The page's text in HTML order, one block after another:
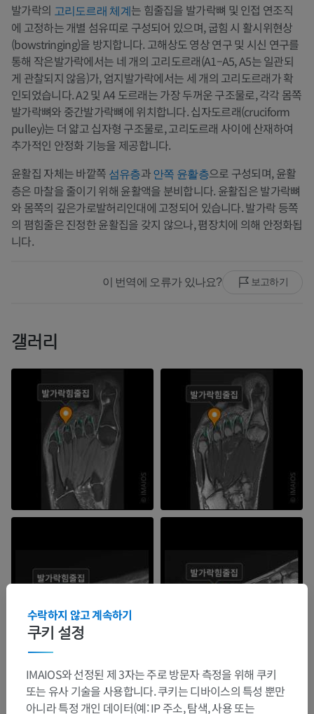
발가락의 고리도르래 체계는 힘줄집을 발가락뼈 및 인접 연조직
에 고정하는 개별 섬유띠로 구성되어 있으며, 굽힘 시 활시위현상
(bowstringing)을 방지합니다. 고해상도 영상 연구 및 시신 연구를
통해 작은발가락에서는 네 개의 고리도르래(A1–A5, A5는 일관되
게 관찰되지 않음)가, 엄지발가락에서는 세 개의 고리도르래가 확
인되었습니다. A2 및 A4 도르래는 가장 두꺼운 구조물로, 각각 몸쪽
발가락뼈와 중간발가락뼈에 위치합니다. 십자도르래(cruciform
pulley)는 더 얇고 십자형 구조물로, 고리도르래 사이에 산재하여
추가적인 안정화 기능을 제공합니다.
윤활집 자체는 바깥쪽 섬유층과안쪽 윤활층으로 구성되며, 윤활
층은 마찰을 줄이기 위해 윤활액을 분비합니다. 윤활집은 발가락뼈
와 몸쪽의 깊은가로발허리인대에 고정되어 있습니다. 발가락 등쪽
의 폄힘줄은 진정한 윤활집을 갖지 않으나, 폄장치에 의해 안정화됩
니다.
이 번역에 오류가 있나요? 보고하기
갤러리
쿠키 설정
수락하지 않고 계속하기
IMAIOS와 선정된 제 3자는 주로 방문자 측정을 위해 쿠키
또는 유사 기술을 사용합니다. 쿠키는 디바이스의 특성 뿐만
아니라 특정 개인 데이터(예: IP 주소, 탐색, 사용 또는